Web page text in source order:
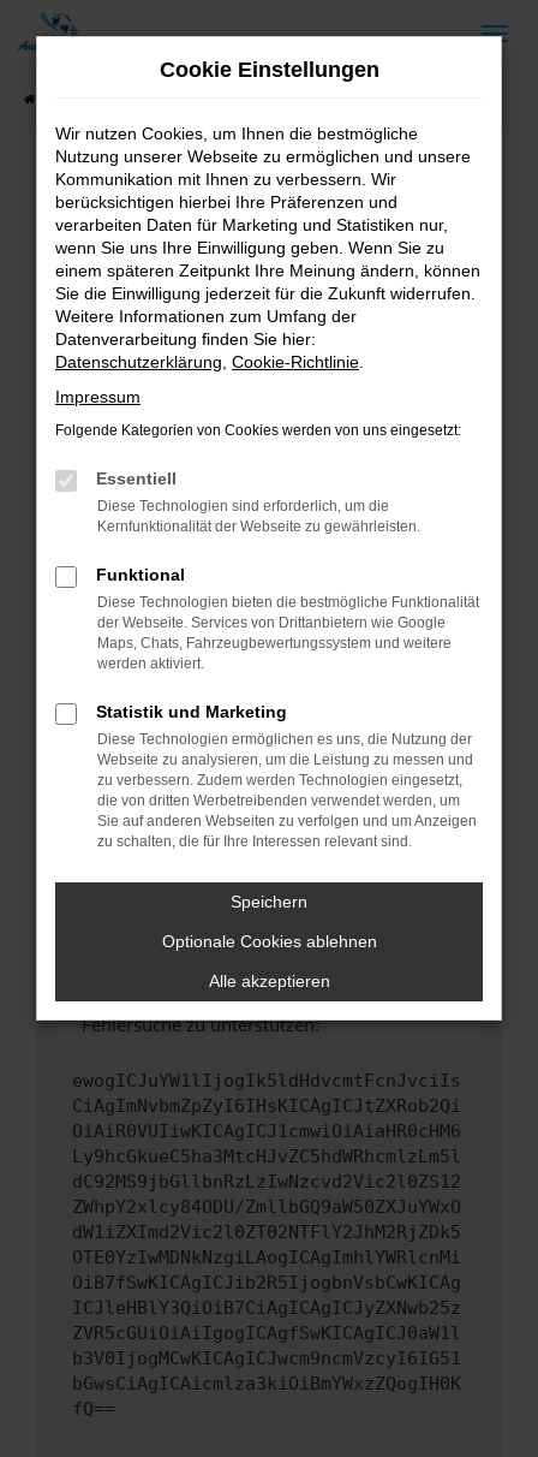
Zum
Fehler: Network Error
Beim Laden ist ein Fehler aufgetreten.
Hier sind ein paar Tipps, die dir helfen können:
Überprüfe deine Firewall und deine
Internetverbindung.
Laden andere Webseiten, zum Beispiel deine
Suchmaschine?
Prüfe deine Browsererweiterungen.
Manche Erweiterungen, wie Werbeblocker,
können das Laden bestimmter Seiten
verhindern. Funktioniert die Seite in einem
Fenster?
Starte dein Gerät neu.
Das kann manchmal helfen, vorübergehende
Probleme zu beheben.
Betriebssystem auf dem neuesten Stand
sind.
Veraltete Software birgt nicht nur ein
Sicherheitsrisiko, sondern kann auch dazu
führen, dass bestimmte Funktionen nicht mehr
unterstützt werden.
Wende dich an den Webseitenbetreiber.
Wenn du alle oben genannten Schritte versucht
hast, kontaktiere uns bitte. Wir werden
versuchen, das Problem zu beheben. Du kannst
uns diesen Text schicken, um uns bei der
Fehlersuche zu unterstützen:
ewogICJuYW1lIjogIk5ldHdvcmtFcnJvciIs
CiAgImNvbmZpZyI6IHsKICAgICJtZXRob2Qi
OiAiR0VUIiwKICAgICJ1cmwiOiAiaHR0cHM6
Ly9hcGkueC5ha3MtcHJvZC5hdWRhcmlzLm5l
dC92MS9jbGllbnRzLzIwNzcvd2Vic2l0ZS12
ZWhpY2xlcy84ODU/ZmllbGQ9aW50ZXJuYWxO
dW1iZXImd2Vic2l0ZT02NTFlY2JhM2RjZDk5
OTE0YzIwMDNkNzgiLAogICAgImhlYWRlcnMi
OiB7fSwKICAgICJib2R5IjogbnVsbCwKICAg
ICJleHBlY3QiOiB7CiAgICAgICJyZXNwb25z
ZVR5cGUiOiAiIgogICAgfSwKICAgICJ0aW1l
b3V0IjogMCwKICAgICJwcm9ncmVzcyI6IG51
bGwsCiAgICAicmlza3kiOiBmYWxzZQogIH0K
fQ==
Cookie Einstellungen
Wir nutzen Cookies, um Ihnen die bestmögliche
Nutzung unserer Webseite zu ermöglichen und unsere
Kommunikation mit Ihnen zu verbessern. Wir
berücksichtigen hierbei Ihre Präferenzen und
verarbeiten Daten für Marketing und Statistiken nur,
wenn Sie uns Ihre Einwilligung geben. Wenn Sie zu
einem späteren Zeitpunkt Ihre Meinung ändern, können
Sie die Einwilligung jederzeit für die Zukunft widerrufen.
Weitere Informationen zum Umfang der
Datenverarbeitung finden Sie hier:
Datenschutzerklärung Cookie-Richtlinie
Impressum
Folgende Kategorien von Cookies werden von uns eingesetzt:
Essentiell
Diese Technologien sind erforderlich, um die
Kernfunktionalität der Webseite zu gewährleisten.
Funktional
Diese Technologien bieten die bestmögliche Funktionalität
der Webseite. Services von Drittanbietern wie Google
Maps, Chats, Fahrzeugbewertungssystem und weitere
werden aktiviert.
Statistik und Marketing
Diese Technologien ermöglichen es uns, die Nutzung der
Webseite zu analysieren, um die Leistung zu messen und
zu verbessern. Zudem werden Technologien eingesetzt,
die von dritten Werbetreibenden verwendet werden, um
Sie auf anderen Webseiten zu verfolgen und um Anzeigen
zu schalten, die für Ihre Interessen relevant sind.
Speichern
Optionale Cookies ablehnen
Alle akzeptieren